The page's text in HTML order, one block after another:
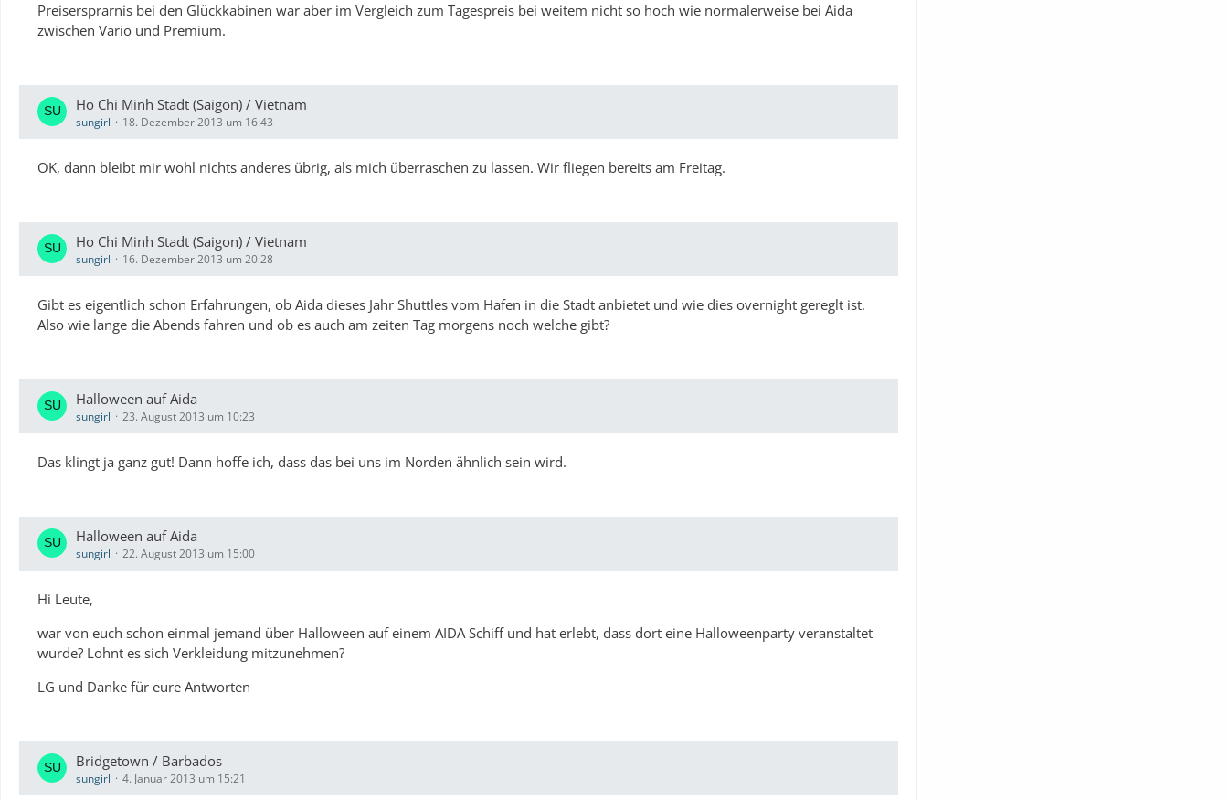
Preisersprarnis bei den Glückkabinen war aber im Vergleich zum Tagespreis bei weitem nicht so hoch wie normalerweise bei Aida
zwischen Vario und Premium.
Ho Chi Minh Stadt (Saigon) / Vietnam
sungirl 18. Dezember 2013 um 16:43
OK, dann bleibt mir wohl nichts anderes übrig, als mich überraschen zu lassen. Wir fliegen bereits am Freitag.
Ho Chi Minh Stadt (Saigon) / Vietnam
sungirl 16. Dezember 2013 um 20:28
Gibt es eigentlich schon Erfahrungen, ob Aida dieses Jahr Shuttles vom Hafen in die Stadt anbietet und wie dies overnight gereglt ist.
Also wie lange die Abends fahren und ob es auch am zeiten Tag morgens noch welche gibt?
Halloween auf Aida
sungirl 23. August 2013 um 10:23
Das klingt ja ganz gut! Dann hoffe ich, dass das bei uns im Norden ähnlich sein wird.
Halloween auf Aida
sungirl 22. August 2013 um 15:00
Hi Leute,
war von euch schon einmal jemand über Halloween auf einem AIDA Schiff und hat erlebt, dass dort eine Halloweenparty veranstaltet
wurde? Lohnt es sich Verkleidung mitzunehmen?
LG und Danke für eure Antworten
Bridgetown / Barbados
sungirl 4. Januar 2013 um 15:21